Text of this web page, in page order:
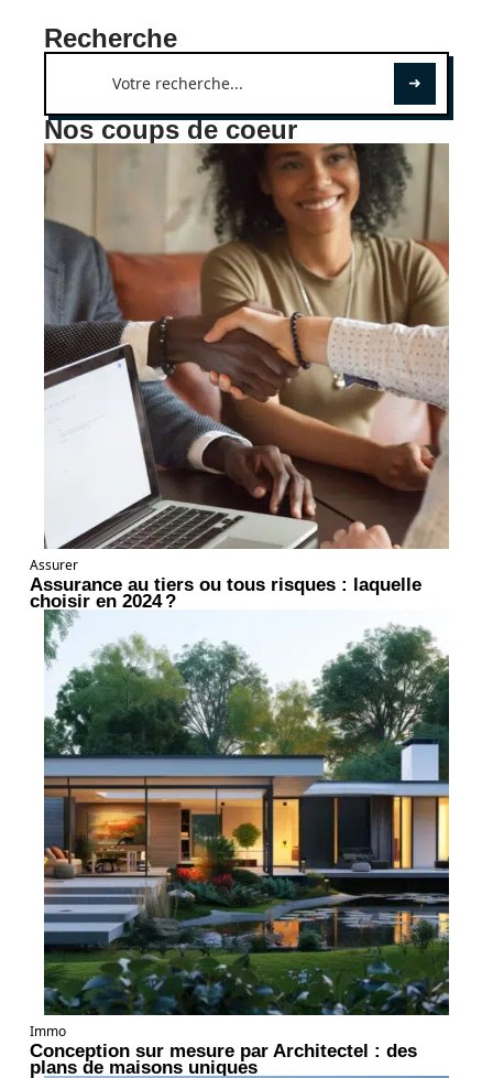
Recherche
Nos coups de coeur
Assurer
Assurance au tiers ou tous risques : laquelle
choisir en 2024 ?
Immo
Conception sur mesure par Architectel : des
plans de maisons uniques